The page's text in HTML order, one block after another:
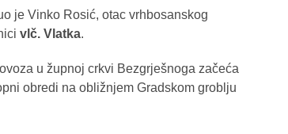
je Vinko Rosić, otac vrhbosanskog
vlč. Vlatka.
u župnoj crkvi Bezgrješnoga začeća
obredi na obližnjem Gradskom groblju